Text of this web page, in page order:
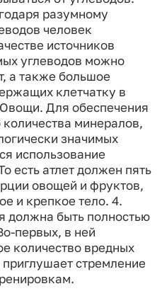
разумному
человек
источников
углеводов можно
а также большое
клетчатку в
Для обеспечения
количества минералов,
значимых
использование
есть атлет должен пять
овощей и фруктов,
и крепкое тело. 4.
должна быть полностью
первых, в ней
количество вредных
стремление